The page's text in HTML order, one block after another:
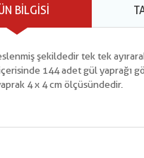
BILGISI
şekildedir tek tek
144 adet gül yaprağı
4 x 4 cm ölçüsündedir.